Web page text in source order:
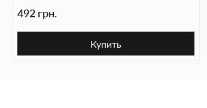
492 грн.
Купить